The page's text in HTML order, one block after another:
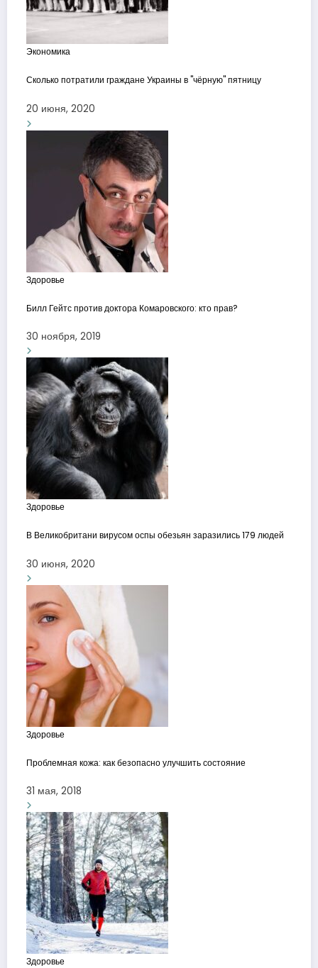
Экономика
Сколько потратили граждане Украины в "чёрную" пятницу
20 июня, 2020
Здоровье
Билл Гейтс против доктора Комаровского: кто прав?
30 ноября, 2019
Здоровье
В Великобритани вирусом оспы обезьян заразились 179 людей
30 июня, 2020
Здоровье
Проблемная кожа: как безопасно улучшить состояние
31 мая, 2018
Здоровье